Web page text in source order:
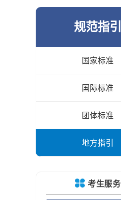
规范指引
国家标准
国际标准
团体标准
地方指引
考生服务